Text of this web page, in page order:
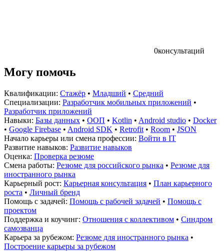
0консультаций
Могу помочь
Квалификации: Стажёр • Младший • Средний
Специализации: Разработчик мобильных приложений •
Разработчик приложений
Навыки: Базы данных • ООП • Kotlin • Android studio • Docker
• Google Firebase • Android SDK • Retrofit • Room • JSON
Начало карьеры или смена профессии: Войти в IT
Развитие навыков: Развитие навыков
Оценка: Проверка резюме
Смена работы: Резюме для российского рынка • Резюме для
иностранного рынка
Карьерный рост: Карьерная консультация • План карьерного
роста • Личный бренд
Помощь с задачей: Помощь с рабочей задачей • Помощь с
проектом
Поддержка и коучинг: Отношения с коллективом • Синдром
самозванца
Карьера за рубежом: Резюме для иностранного рынка •
Построение карьеры за рубежом